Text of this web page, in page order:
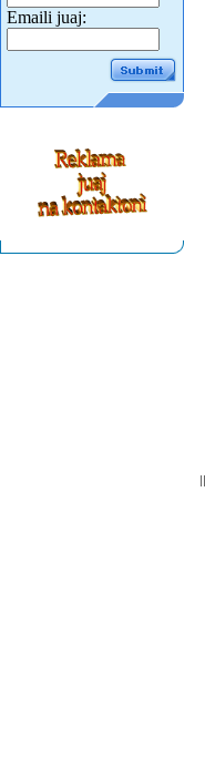
Emaili juaj: